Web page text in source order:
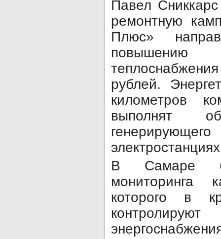
Павел
ремонтную
Плюс»
рублей.
километров
выполнят
В Самаре
мониторинга
которого в